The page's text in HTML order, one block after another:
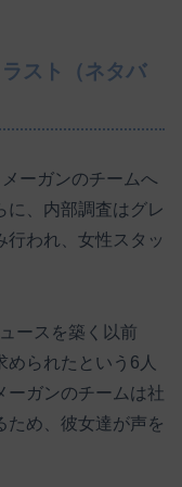
スト（ネタバ
ーガンのチームへ
に、内部調査はグレ
行われ、女性スタッ
ースを築く以前
られたという6人
ーガンのチームは社
ため、彼女達が声を